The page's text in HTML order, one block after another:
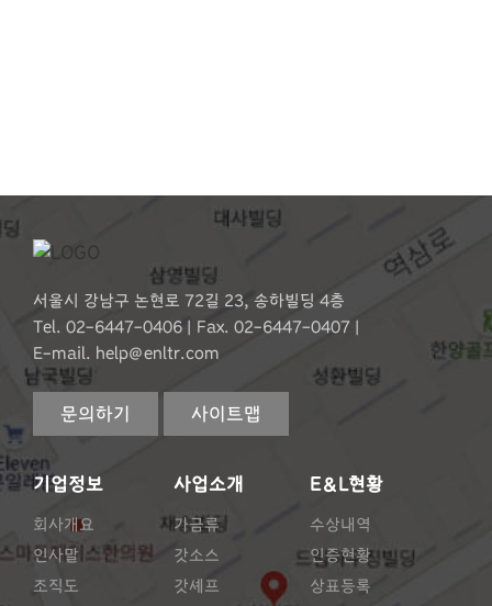
서울시 강남구 논현로 72길 23, 송하빌딩 4층
Tel. 02-6447-0406 | Fax. 02-6447-0407 |
E-mail. help@enltr.com
문의하기 사이트맵
기업정보
회사개요
인사말
조직도
사업소개
가금류
갓소스
갓셰프
E&L현황
수상내역
인증현황
상표등록